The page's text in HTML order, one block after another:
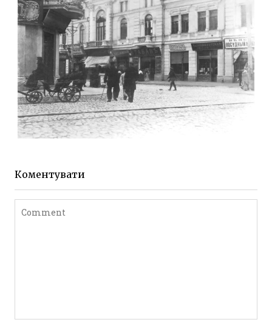
Leave a comment
ЖИТОМИР МИХАЙЛІВСЬКА 1903 РОКУ
Коментувати